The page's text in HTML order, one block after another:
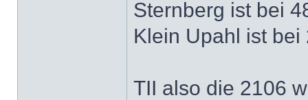
Sternberg ist bei
Klein Upahl ist bei
TII also die 2106